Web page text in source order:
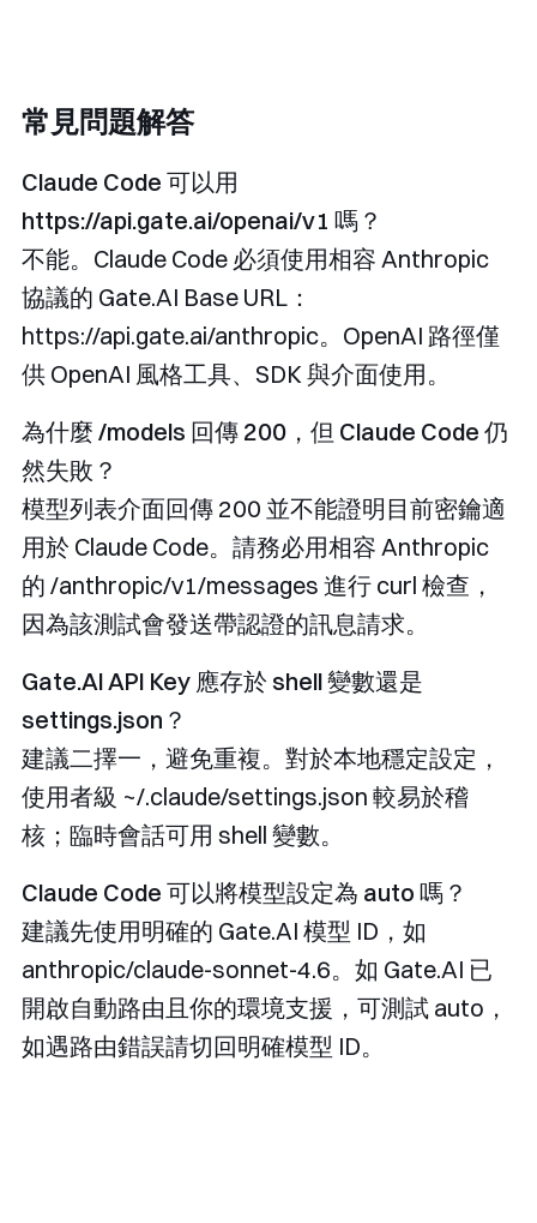
常見問題解答
Claude Code 可以用
https://api.gate.ai/openai/v1 嗎？
不能。Claude Code 必須使用相容 Anthropic
協議的 Gate.AI Base URL：
https://api.gate.ai/anthropic。OpenAI 路徑僅
供 OpenAI 風格工具、SDK 與介面使用。
為什麼 /models 回傳 200，但 Claude Code 仍
然失敗？
模型列表介面回傳 200 並不能證明目前密鑰適
用於 Claude Code。請務必用相容 Anthropic
的 /anthropic/v1/messages 進行 curl 檢查，
因為該測試會發送帶認證的訊息請求。
Gate.AI API Key 應存於 shell 變數還是
settings.json ？
建議二擇一，避免重複。對於本地穩定設定，
使用者級 ~/.claude/settings.json 較易於稽
核；臨時會話可用 shell 變數。
Claude Code 可以將模型設定為 auto 嗎？
建議先使用明確的 Gate.AI 模型 ID，如
anthropic/claude-sonnet-4.6。如 Gate.AI 已
開啟自動路由且你的環境支援，可測試 auto ，
如遇路由錯誤請切回明確模型 ID。